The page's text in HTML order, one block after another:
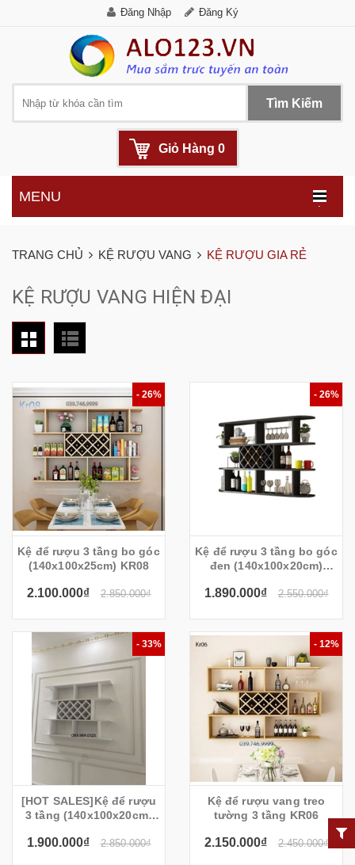
Đăng Nhập Đăng Ký
Tìm Kiếm
Giỏ Hàng 0
.
MENU
TRANG CHỦ KỆ RƯỢU VANG KỆ RƯỢU GIA RẺ
KỆ RƯỢU VANG HIỆN ĐẠI
- 26%
Kệ để rượu 3 tầng bo góc
(140x100x25cm) KR08
2.100.000₫ 2.850.000₫
- 26%
Kệ để rượu 3 tầng bo góc
đen (140x100x20cm)
1.890.000₫ 2.550.000₫
- 33%
[HOT SALES]Kệ để rượu
3 tầng (140x100x20cm)
1.900.000₫ 2.850.000₫
- 12%
Kệ để rượu vang treo
tường 3 tầng KR06
2.150.000₫ 2.450.000₫